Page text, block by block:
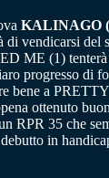
KALINAGO
di vendicarsi del
ME (1) tenterà
progresso di
bene a
ottenuto
RPR 35 che
in